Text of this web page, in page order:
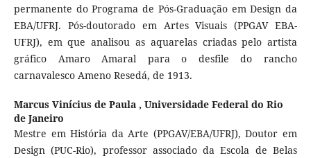
permanente do Programa de Pós-Graduação em Design da
EBA/UFRJ. Pós-doutorado em Artes Visuais (PPGAV EBA-
UFRJ), em que analisou as aquarelas criadas pelo artista
gráfico Amaro Amaral para o desfile do rancho
carnavalesco Ameno Resedá, de 1913.
Marcus Vinícius de Paula , Universidade Federal do Rio
de Janeiro
Mestre em História da Arte (PPGAV/EBA/UFRJ), Doutor em
Design (PUC-Rio), professor associado da Escola de Belas